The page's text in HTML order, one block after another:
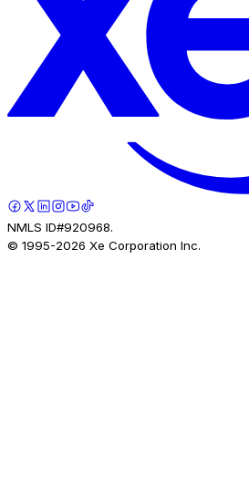
NMLS ID#920968.
© 1995-2026 Xe Corporation Inc.